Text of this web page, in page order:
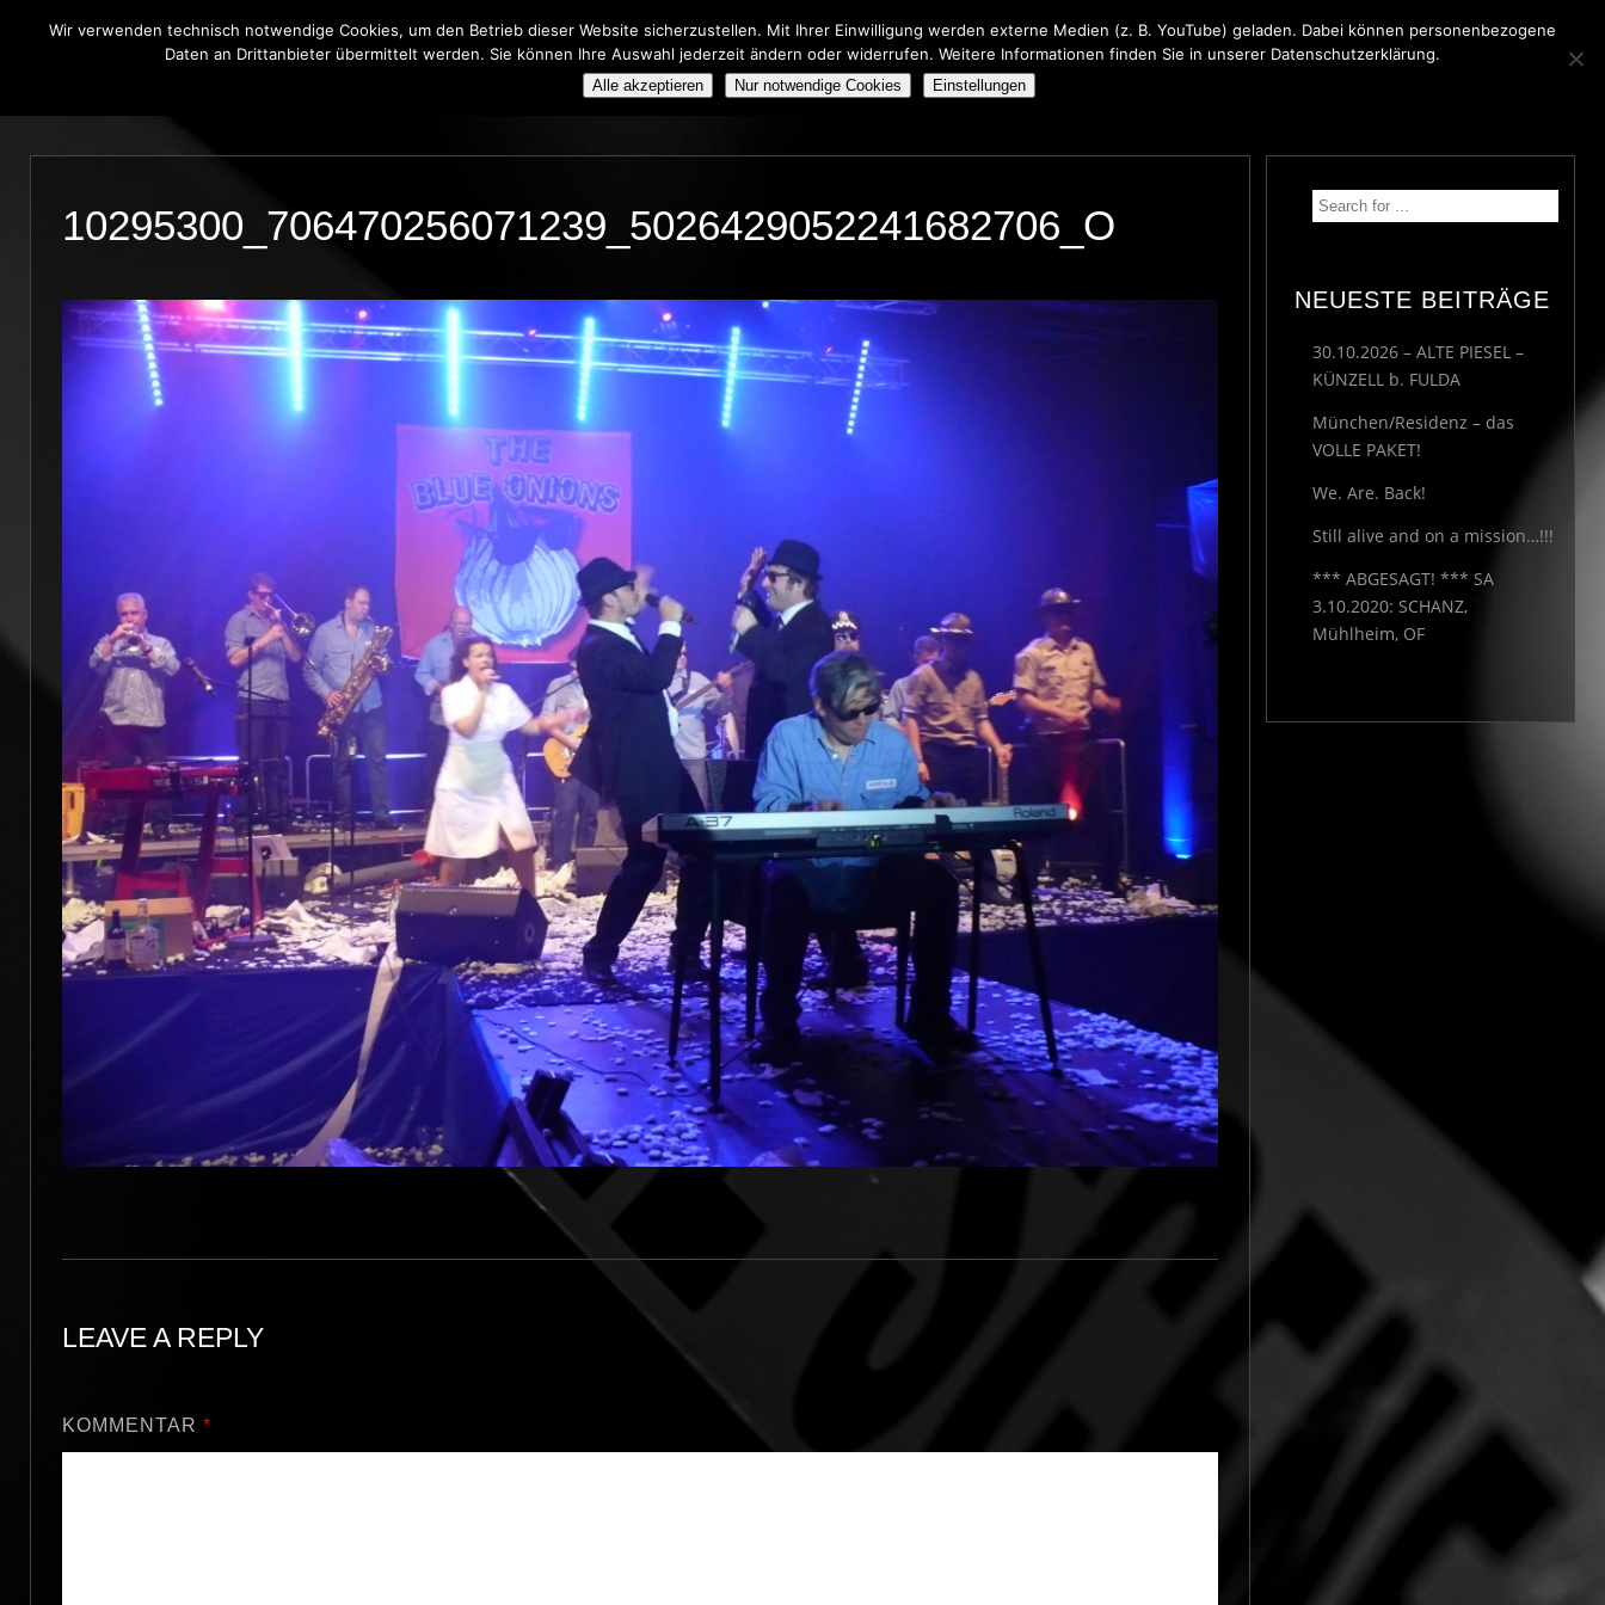
THE BLUE ONIONS BLUES BROTHERS TRIBUTE SHOW IMPRESSUM
10295300_706470256071239_5026429052241682706_O
LEAVE A REPLY
KOMMENTAR *
NEUESTE BEITRÄGE
30.10.2026 – ALTE PIESEL –
KÜNZELL b. FULDA
München/Residenz – das
VOLLE PAKET!
We. Are. Back!
Still alive and on a mission…!!!
*** ABGESAGT! *** SA
3.10.2020: SCHANZ,
Mühlheim, OF
Wir verwenden technisch notwendige Cookies, um den Betrieb dieser Website sicherzustellen. Mit Ihrer Einwilligung werden externe Medien (z. B. YouTube) geladen. Dabei können personenbezogene
Daten an Drittanbieter übermittelt werden. Sie können Ihre Auswahl jederzeit ändern oder widerrufen. Weitere Informationen finden Sie in unserer Datenschutzerklärung.
Alle akzeptieren Nur notwendige Cookies Einstellungen